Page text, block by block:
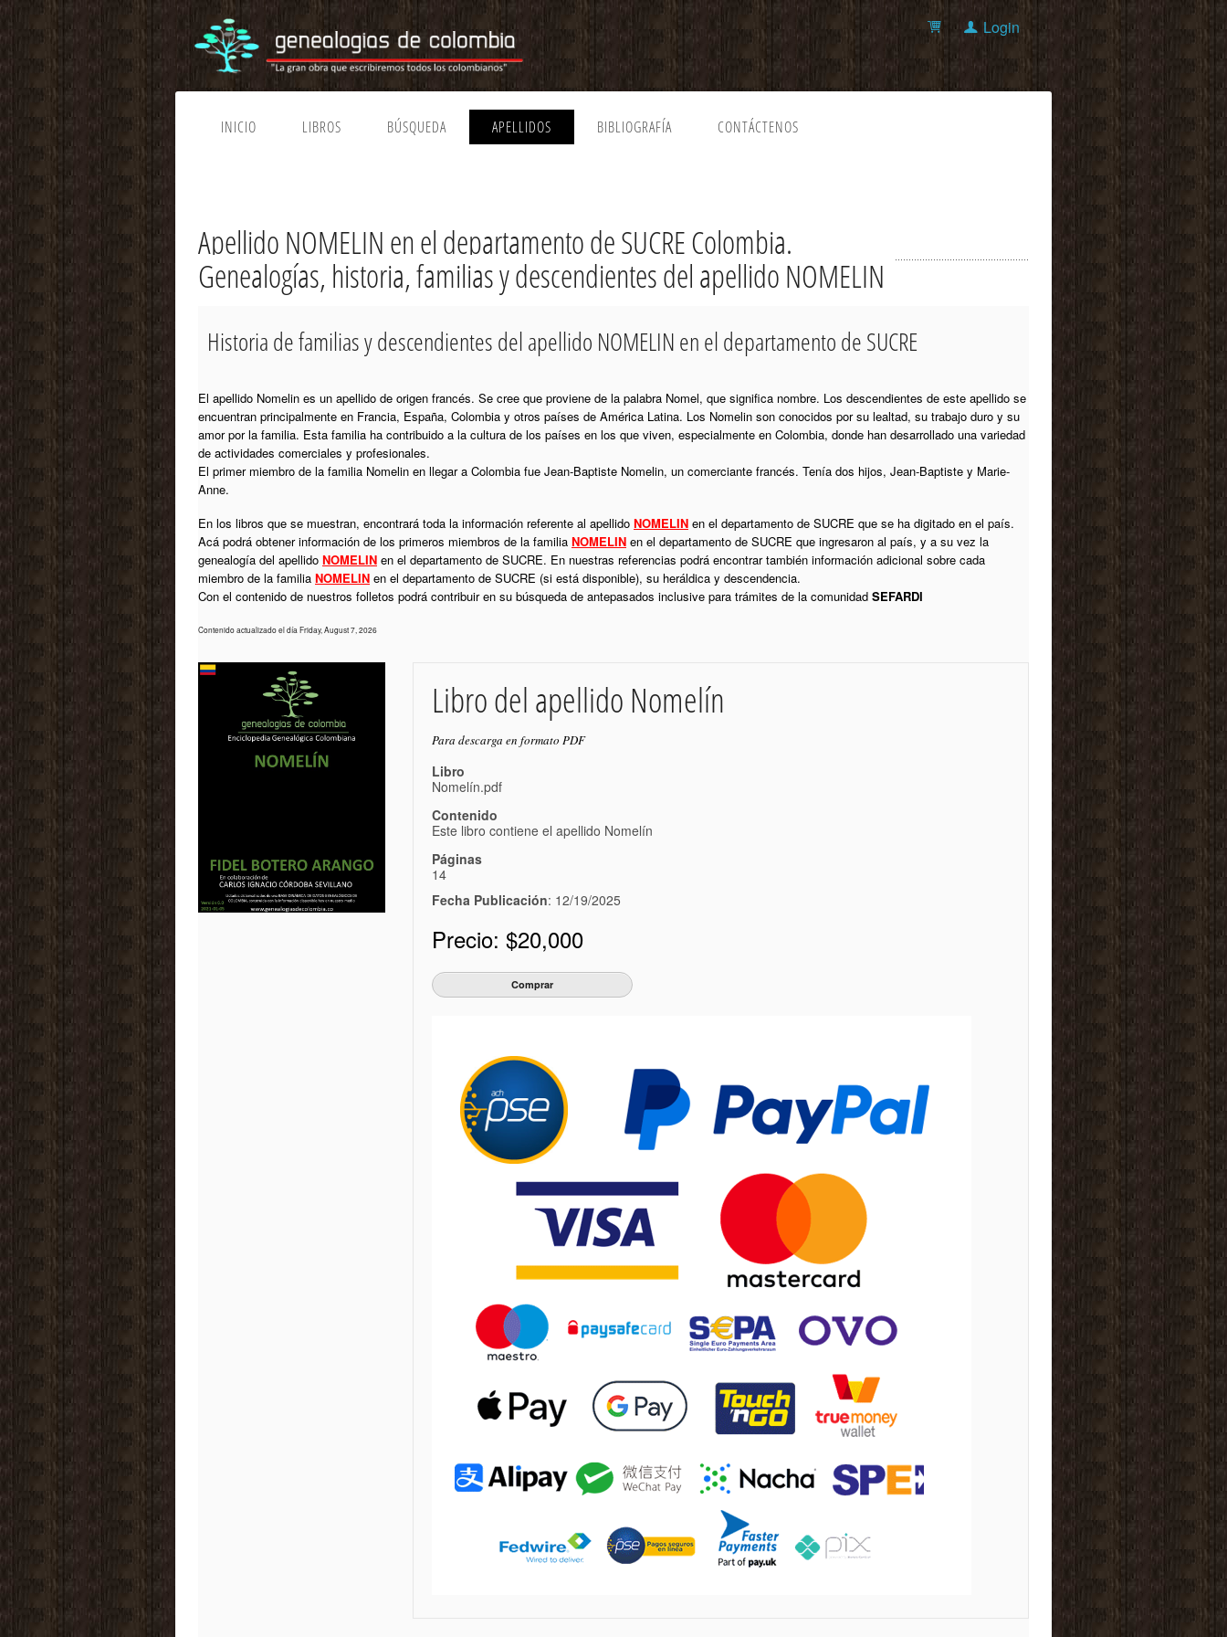
Login
INICIO LIBROS BÚSQUEDA APELLIDOS BIBLIOGRAFÍA CONTÁCTENOS
Apellido NOMELIN en el departamento de SUCRE Colombia.
Genealogías, historia, familias y descendientes del apellido NOMELIN
Historia de familias y descendientes del apellido NOMELIN en el departamento de SUCRE
El apellido Nomelin es un apellido de origen francés. Se cree que proviene de la palabra Nomel, que significa nombre. Los descendientes de este apellido se
encuentran principalmente en Francia, España, Colombia y otros países de América Latina. Los Nomelin son conocidos por su lealtad, su trabajo duro y su
amor por la familia. Esta familia ha contribuido a la cultura de los países en los que viven, especialmente en Colombia, donde han desarrollado una variedad
de actividades comerciales y profesionales.
El primer miembro de la familia Nomelin en llegar a Colombia fue Jean-Baptiste Nomelin, un comerciante francés. Tenía dos hijos, Jean-Baptiste y Marie-
Anne.
En los libros que se muestran, encontrará toda la información referente al apellido NOMELIN en el departamento de SUCRE que se ha digitado en el país.
Acá podrá obtener información de los primeros miembros de la familia NOMELIN en el departamento de SUCRE que ingresaron al país, y a su vez la
genealogía del apellido NOMELIN en el departamento de SUCRE. En nuestras referencias podrá encontrar también información adicional sobre cada
miembro de la familia NOMELIN en el departamento de SUCRE (si está disponible), su heráldica y descendencia.
Con el contenido de nuestros folletos podrá contribuir en su búsqueda de antepasados inclusive para trámites de la comunidad SEFARDI
Contenido actualizado el día Friday, August 7, 2026
Libro del apellido Nomelín
Para descarga en formato PDF
Libro
Nomelín.pdf
Contenido
Este libro contiene el apellido Nomelín
Páginas
14
Fecha Publicación: 12/19/2025
Precio: $20,000